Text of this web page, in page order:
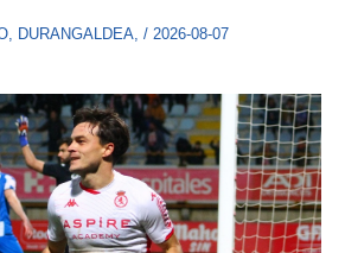
, DURANGALDEA, / 2026-08-07